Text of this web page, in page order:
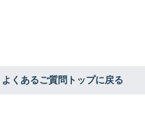
よくあるご質問トップに戻る